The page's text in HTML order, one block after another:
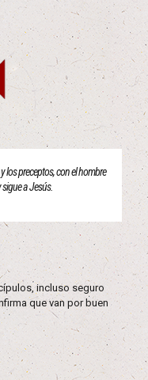
los preceptos, con el hombre
a Jesús.
incluso seguro
que van por buen